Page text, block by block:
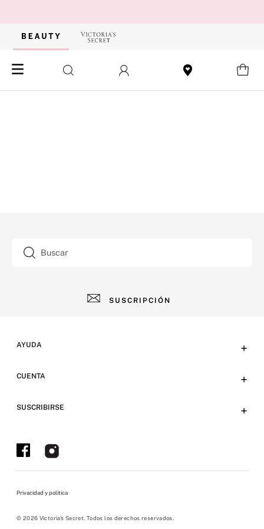
Buscar
SUSCRIPCIÓN
AYUDA +
Preguntas frecuentes
Bases y condiciones
Políticas de privacidad
Políticas pickup
CUENTA +
SUSCRIBIRSE +
Ofertas en Tienda y Eventos
Privacidad y política
© 2026 Victoria's Secret. Todos los derechos reservados.